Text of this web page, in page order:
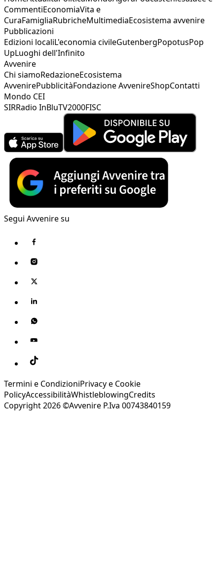
CommentiEconomiaVita e
CuraFamigliaRubricheMultimediaEcosistema avvenire
Pubblicazioni
Edizioni localiL'economia civileGutenbergPopotusPop
UpLuoghi dell'Infinito
Avvenire
Chi siamoRedazioneEcosistema
AvvenirePubblicitàFondazione AvvenireShopContatti
Mondo CEI
SIRRadio InBluTV2000FISC
Segui Avvenire su
Termini e CondizioniPrivacy e Cookie
PolicyAccessibilitàWhistleblowingCredits
Copyright 2026 ©Avvenire P.Iva 00743840159